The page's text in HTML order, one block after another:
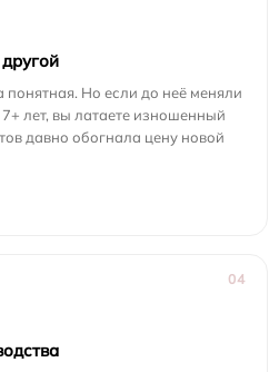
Но если до неё меняли
лет, вы латаете изношенный
давно обогнала цену новой
04